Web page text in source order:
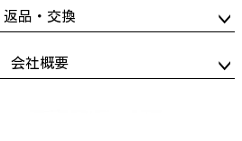
返品・交換
会社概要